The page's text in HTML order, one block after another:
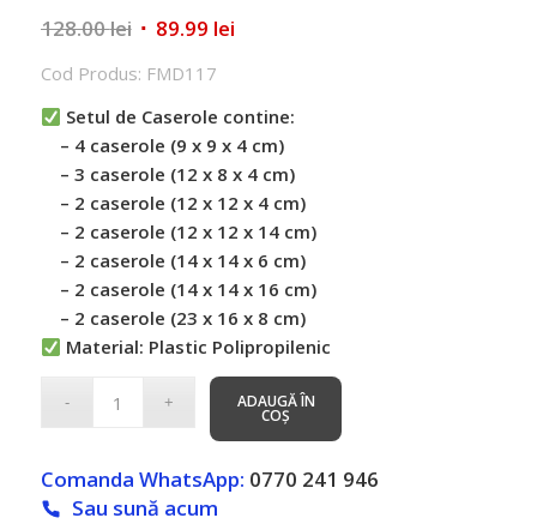
128.00lei Prețul
a
fost:
128.00 lei.
89.99 leiPrețul
89.99 lei.
Cod Produs: FMD117
Setul de Caserole contine:
– 4 caserole (9 x 9 x 4 cm)
– 3 caserole (12 x 8 x 4 cm)
– 2 caserole (12 x 12 x 4 cm)
– 2 caserole (12 x 12 x 14 cm)
– 2 caserole (14 x 14 x 6 cm)
– 2 caserole (14 x 14 x 16 cm)
– 2 caserole (23 x 16 x 8 cm)
Material: Plastic Polipropilenic
ADAUGĂ ÎN
COȘ
Comanda WhatsApp: 0770 241 946
Sau sună acum